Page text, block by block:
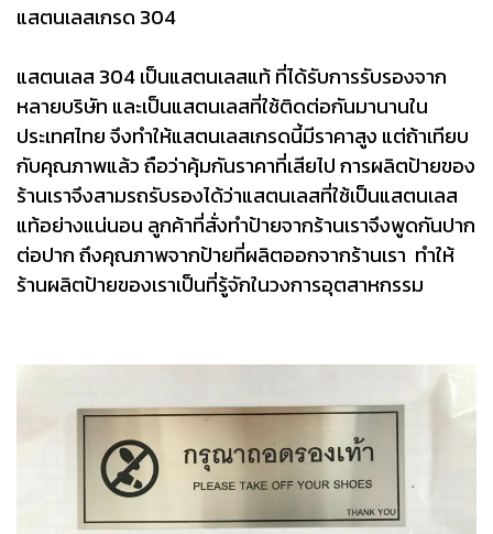
แสตนเลสเกรด 304
แสตนเลส 304 เป็นแสตนเลสแท้ ที่ได้รับการรับรองจาก
หลายบริษัท และเป็นแสตนเลสที่ใช้ติดต่อกันมานานใน
ประเทศไทย จึงทำให้แสตนเลสเกรดนี้มีราคาสูง แต่ถ้าเทียบ
กับคุณภาพแล้ว ถือว่าคุ้มกันราคาที่เสียไป การผลิตป้ายของ
ร้านเราจึงสามรถรับรองได้ว่าแสตนเลสที่ใช้เป็นแสตนเลส
แท้อย่างแน่นอน ลูกค้าที่สั่งทำป้ายจากร้านเราจึงพูดกันปาก
ต่อปาก ถึงคุณภาพจากป้ายที่ผลิตออกจากร้านเรา ทำให้
ร้านผลิตป้ายของเราเป็นที่รู้จักในวงการอุตสาหกรรม